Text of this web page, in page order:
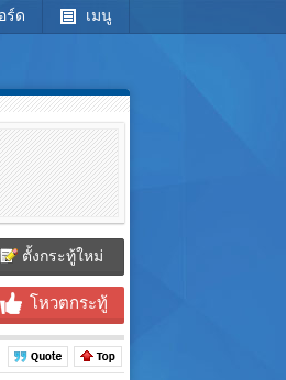
ร์ด เมนู
ตั้งกระทู้ใหม่
โหวตกระทู้